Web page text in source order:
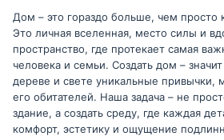
Дом – это гораздо больше, чем просто
Это личная вселенная, место силы и
пространство, где протекает самая
человека и семьи. Создать дом –
дереве и свете уникальные привычки,
его обитателей. Наша задача – не
здание, а создать среду, где каждая
комфорт, эстетику и ощущение